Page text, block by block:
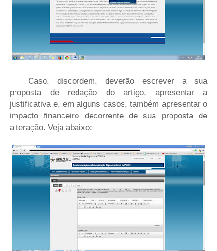
Caso, discordem, deverão escrever a sua
proposta de redação do artigo, apresentar a
justificativa e, em alguns casos, também apresentar o
impacto financeiro decorrente de sua proposta de
alteração. Veja abaixo: